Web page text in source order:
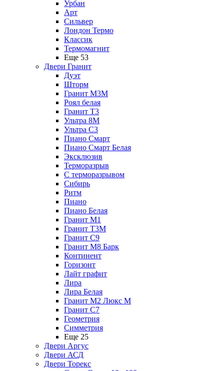
Урбан
Арт
Сильвер
Лондон Термо
Классик
Термомагнит
Еще 53
Двери Гранит
Дуэт
Шторм
Гранит М3М
Роял белая
Гранит Т3
Ультра 8М
Ультра С3
Пиано Смарт
Пиано Смарт Белая
Эксклюзив
Терморазрыв
С терморазрывом
Сибирь
Ритм
Пиано
Пиано Белая
Гранит М1
Гранит Т3М
Гранит С9
Гранит М8 Барк
Континент
Горизонт
Лайт графит
Лира
Лира Белая
Гранит М2 Люкс М
Гранит С7
Геометрия
Симметрия
Еще 25
Двери Аргус
Двери АСД
Двери Торекс